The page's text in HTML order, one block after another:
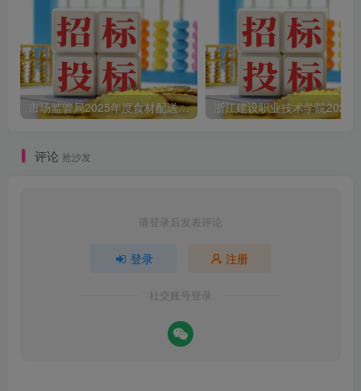
市场监管局2025年度食材配送采购公告
评论 抢沙发
请登录后发表评论
登录 注册
社交账号登录